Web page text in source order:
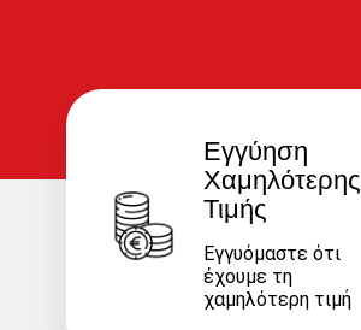
Εγγύηση
Χαμηλότερης
Τιμής
Εγγυόμαστε ότι
έχουμε τη
χαμηλότερη τιμή